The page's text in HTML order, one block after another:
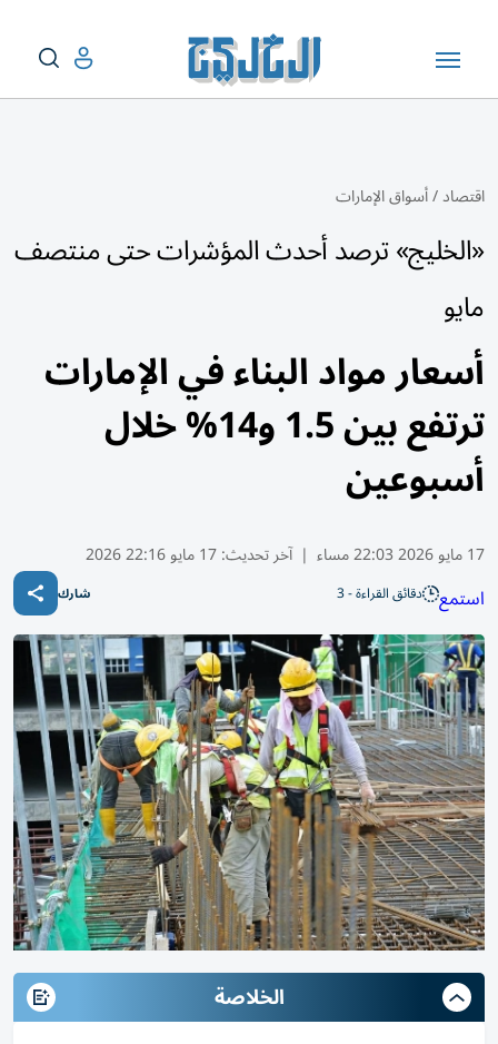
اقتصاد/أسواق الإمارات
«الخليج» ترصد أحدث المؤشرات حتى منتصف
مايو
أسعار مواد البناء في الإمارات
ترتفع بين 1.5 و14% خلال
أسبوعين
17 مايو 2026 22:03 مساء | آخر تحديث:17 مايو 22:16 2026
استمع دقائق القراءة - 3 شارك
الخلاصة